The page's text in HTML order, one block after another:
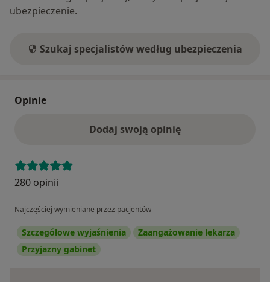
ubezpieczenie.
Szukaj specjalistów według ubezpieczenia
Opinie
Dodaj swoją opinię
280 opinii
Najczęściej wymieniane przez pacjentów
Szczegółowe wyjaśnienia
Zaangażowanie lekarza
Przyjazny gabinet